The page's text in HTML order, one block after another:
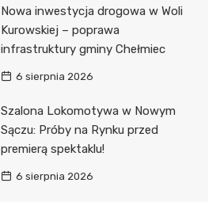
Nowa inwestycja drogowa w Woli
Kurowskiej – poprawa
infrastruktury gminy Chełmiec
6 sierpnia 2026
Szalona Lokomotywa w Nowym
Sączu: Próby na Rynku przed
premierą spektaklu!
6 sierpnia 2026